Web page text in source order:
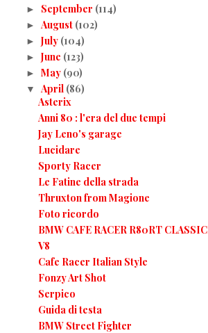
► September (114)
► August (102)
► July (104)
► June (123)
► May (90)
▼ April (86)
Asterix
Anni 80 : l'era del due tempi
Jay Leno's garage
Lucidare
Sporty Racer
Le Fatine della strada
Thruxton from Magione
Foto ricordo
BMW CAFE RACER R80RT CLASSIC
V8
Cafe Racer Italian Style
Fonzy Art Shot
Serpico
Guida di testa
BMW Street Fighter